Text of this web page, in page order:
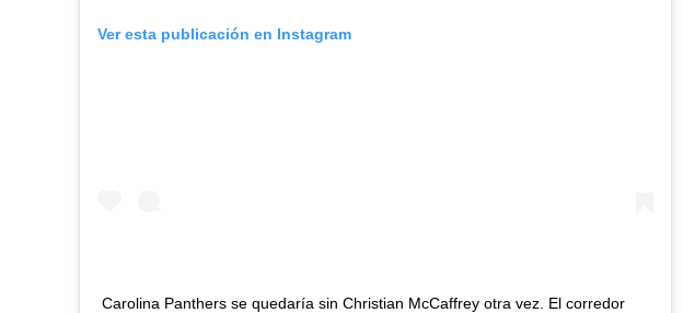
Ver esta publicación en Instagram
Carolina Panthers se quedaría sin Christian McCaffrey otra vez. El corredor